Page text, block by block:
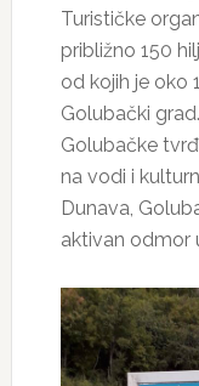
Turističke
približno 150
od kojih je oko
Golubački
Golubačke
na vodi i
Dunava,
aktivan odmor